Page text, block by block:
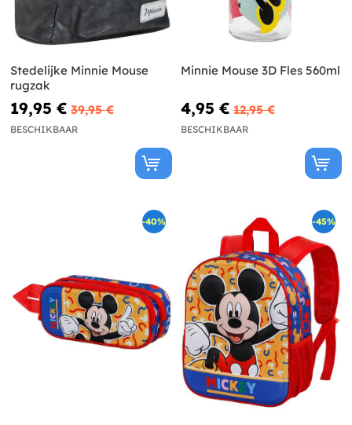
Stedelijke Minnie Mouse
rugzak
19,95 € 39,95 €
BESCHIKBAAR
Minnie Mouse 3D Fles 560ml
4,95 € 12,95 €
BESCHIKBAAR
-40% -45%